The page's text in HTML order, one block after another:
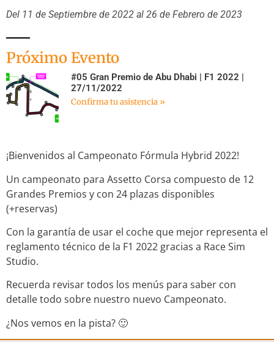
Del 11 de Septiembre de 2022 al 26 de Febrero de 2023
Próximo Evento
#05 Gran Premio de Abu Dhabi | F1 2022 |
27/11/2022
Confirma tu asistencia »
¡Bienvenidos al Campeonato Fórmula Hybrid 2022!
Un campeonato para Assetto Corsa compuesto de 12
Grandes Premios y con 24 plazas disponibles
(+reservas)
Con la garantía de usar el coche que mejor representa el
reglamento técnico de la F1 2022 gracias a Race Sim
Studio.
Recuerda revisar todos los menús para saber con
detalle todo sobre nuestro nuevo Campeonato.
¿Nos vemos en la pista? 🙂